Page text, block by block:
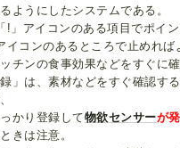
ようにしたシステムである。
!」アイコンのある項目でポイ
イコンのあるところで止めれば
チンの食事効果などをすぐに確
」は、素材などをすぐ確認す
かり登録して物欲センサーが
きは注意。